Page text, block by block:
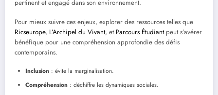
pertinent et engagé dans son environnement.
Pour mieux suivre ces enjeux, explorer des ressources telles que
Ricseurope, L’Archipel du Vivant, et Parcours Étudiantpeut s’avérer
bénéfique pour une compréhension approfondie des défis
contemporains.
Inclusion : évite la marginalisation.
Compréhension : déchiffre les dynamiques sociales.